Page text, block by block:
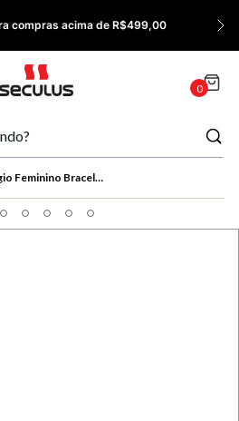
compras acima de R$499,00
0
Relógio Feminino Bracelete Cristais Prata